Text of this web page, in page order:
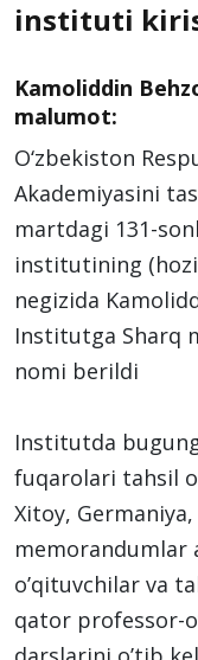
instituti
Kamoliddin
malumot:
O‘zbekiston
Akademiyasini
martdagi 131-
institutining
negizida
Institutga Sharq
nomi berildi
Institutda
fuqarolari tahsil
Xitoy,
memorandumlar
o’qituvchilar va
qator professor-